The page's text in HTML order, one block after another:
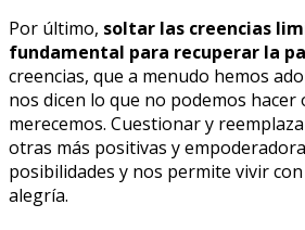
Por último, soltar las creencias
fundamental para recuperar la
creencias, que a menudo hemos
nos dicen lo que no podemos hacer
merecemos. Cuestionar y
otras más positivas y
posibilidades y nos permite vivir
alegría.